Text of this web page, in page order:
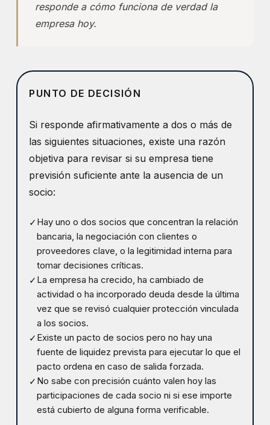
responde a cómo funciona de verdad la
empresa hoy.
PUNTO DE DECISIÓN
Si responde afirmativamente a dos o más de
las siguientes situaciones, existe una razón
objetiva para revisar si su empresa tiene
previsión suficiente ante la ausencia de un
socio:
✓ Hay uno o dos socios que concentran la relación
bancaria, la negociación con clientes o
proveedores clave, o la legitimidad interna para
tomar decisiones críticas.
✓ La empresa ha crecido, ha cambiado de
actividad o ha incorporado deuda desde la última
vez que se revisó cualquier protección vinculada
a los socios.
✓ Existe un pacto de socios pero no hay una
fuente de liquidez prevista para ejecutar lo que el
pacto ordena en caso de salida forzada.
✓ No sabe con precisión cuánto valen hoy las
participaciones de cada socio ni si ese importe
está cubierto de alguna forma verificable.